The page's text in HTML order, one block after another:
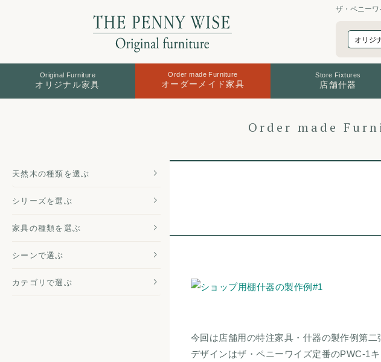
ザ・ペニー
Original Furniture
オリジナル家具
Order made Furniture
オーダーメイド家具
Store Fixtures
店舗什器
Order made
天然木の種類を選ぶ
シリーズを選ぶ
家具の種類を選ぶ
シーンで選ぶ
カテゴリで選ぶ
今回は店舗用の特注家具・什器の製作例第
デザインはザ・ペニーワイズ定番のPWC-1